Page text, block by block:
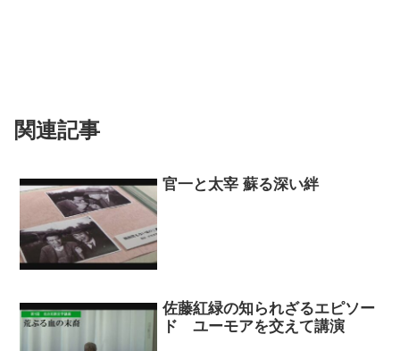
関連記事
官一と太宰 蘇る深い絆
佐藤紅緑の知られざるエピソー
ド ユーモアを交えて講演